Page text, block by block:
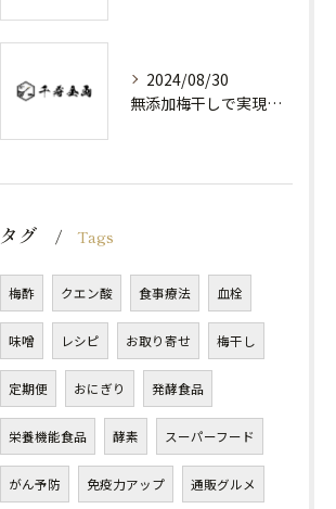
2024/08/30
無添加梅干しで実現する健康維持
タグ Tags
梅酢 クエン酸 食事療法 血栓
味噌 レシピ お取り寄せ 梅干し
定期便 おにぎり 発酵食品
栄養機能食品 酵素 スーパーフード
がん予防 免疫力アップ 通販グルメ